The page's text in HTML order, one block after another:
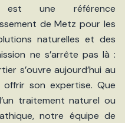
une référence
de Metz pour les
naturelles et des
ne s’arrête pas là :
s’ouvre aujourd’hui au
son expertise. Que
traitement naturel ou
notre équipe de